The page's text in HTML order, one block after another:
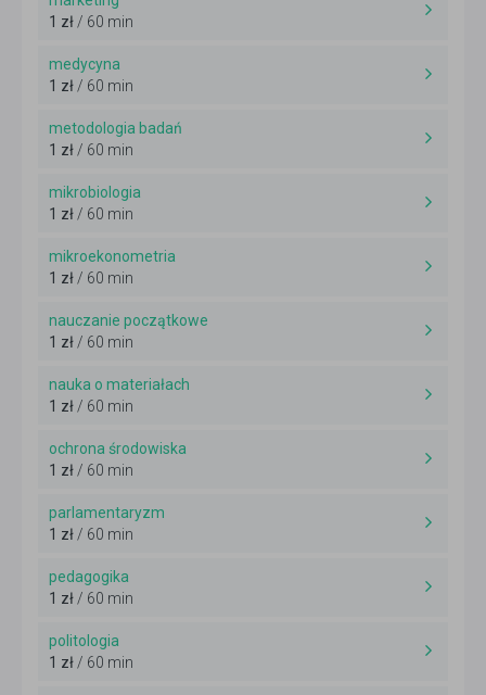
1 zł/ 60 min
medycyna
1 zł/ 60 min
metodologia badań
1 zł/ 60 min
mikrobiologia
1 zł/ 60 min
mikroekonometria
1 zł/ 60 min
nauczanie początkowe
1 zł/ 60 min
nauka o materiałach
1 zł/ 60 min
ochrona środowiska
1 zł/ 60 min
parlamentaryzm
1 zł/ 60 min
pedagogika
1 zł/ 60 min
politologia
1 zł/ 60 min